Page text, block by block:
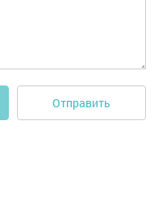
Отправить